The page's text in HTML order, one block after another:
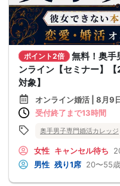
ポイント2倍
無料！奥手
ンライン【セミナー】
対象】
オンライン婚活 | 8月9
受付終了まで13時間
奥手男子専門婚活カレッジ
女性 キャンセル待ち
男性 残り1席 20〜55歳